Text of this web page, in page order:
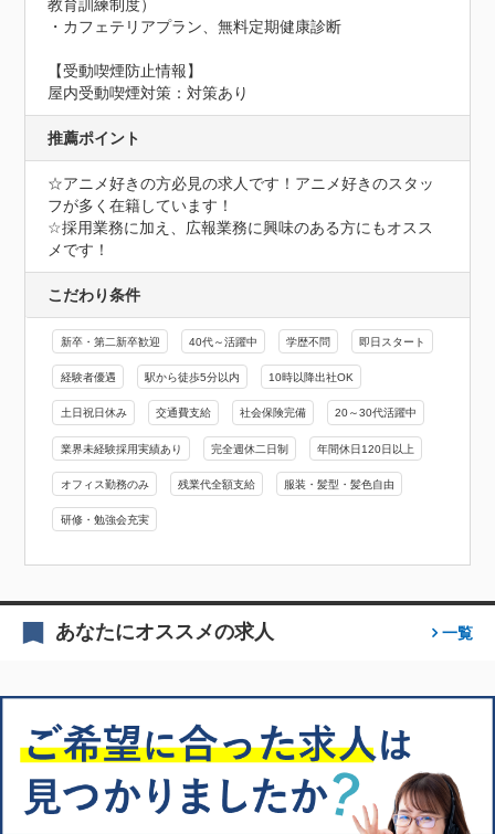
教育訓練制度）
・カフェテリアプラン、無料定期健康診断
【受動喫煙防止情報】
屋内受動喫煙対策：対策あり
推薦ポイント
☆アニメ好きの方必見の求人です！アニメ好きのスタッ
フが多く在籍しています！
☆採用業務に加え、広報業務に興味のある方にもオスス
メです！
こだわり条件
新卒・第二新卒歓迎 40代～活躍中 学歴不問 即日スタート
経験者優遇 駅から徒歩5分以内 10時以降出社OK
土日祝日休み 交通費支給 社会保険完備 20～30代活躍中
業界未経験採用実績あり 完全週休二日制 年間休日120日以上
オフィス勤務のみ 残業代全額支給 服装・髪型・髪色自由
研修・勉強会充実
あなたにオススメの求人 一覧